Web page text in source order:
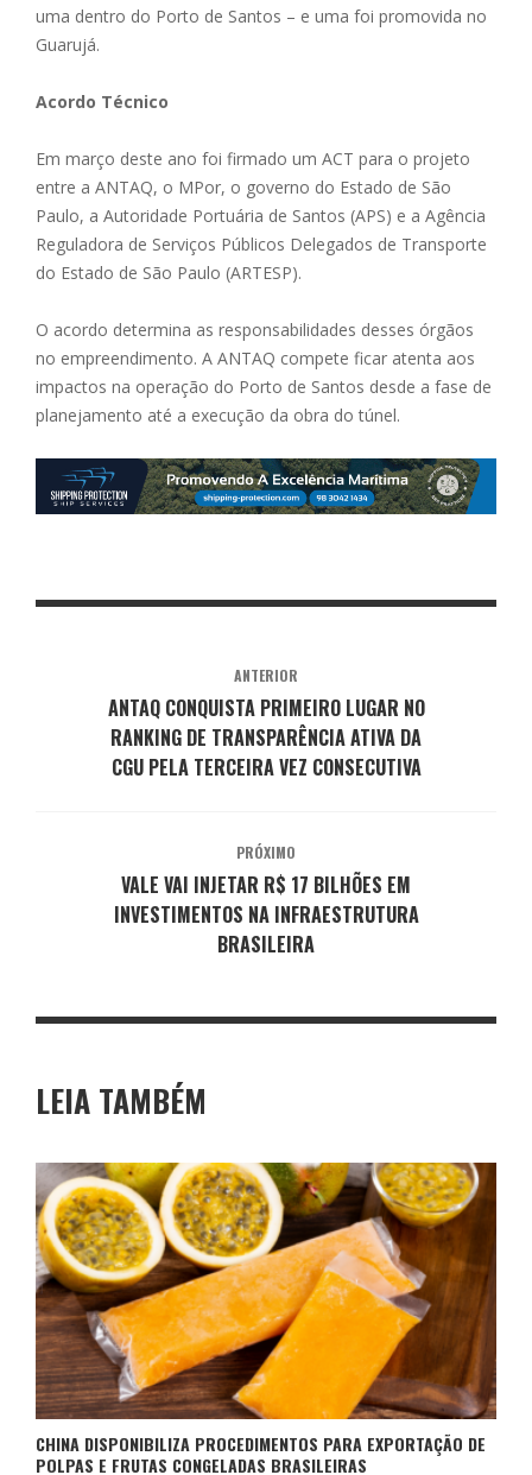
uma dentro do Porto de Santos – e uma foi promovida no
Guarujá.
Acordo Técnico
Em março deste ano foi firmado um ACT para o projeto
entre a ANTAQ, o MPor, o governo do Estado de São
Paulo, a Autoridade Portuária de Santos (APS) e a Agência
Reguladora de Serviços Públicos Delegados de Transporte
do Estado de São Paulo (ARTESP).
O acordo determina as responsabilidades desses órgãos
no empreendimento. A ANTAQ compete ficar atenta aos
impactos na operação do Porto de Santos desde a fase de
planejamento até a execução da obra do túnel.
ANTERIOR
ANTAQ CONQUISTA PRIMEIRO LUGAR NO
RANKING DE TRANSPARÊNCIA ATIVA DA
CGU PELA TERCEIRA VEZ CONSECUTIVA
PRÓXIMO
VALE VAI INJETAR R$ 17 BILHÕES EM
INVESTIMENTOS NA INFRAESTRUTURA
BRASILEIRA
LEIA TAMBÉM
CHINA DISPONIBILIZA PROCEDIMENTOS PARA EXPORTAÇÃO DE
POLPAS E FRUTAS CONGELADAS BRASILEIRAS